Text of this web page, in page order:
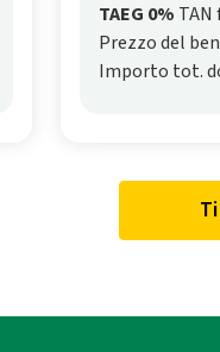
TAEG 0% TAN
Prezzo del
Importo tot.